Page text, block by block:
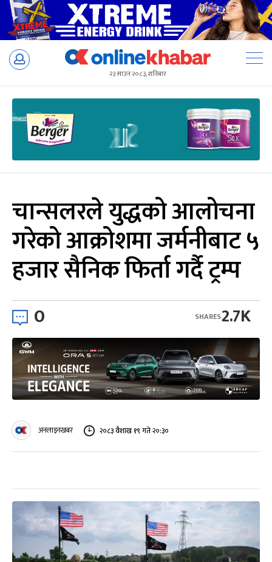
Skip
२३ साउन २०८३, शनिबार
चान्सलरले युद्धको आलोचना
गरेको आक्रोशमा जर्मनीबाट ५
हजार सैनिक फिर्ता गर्दै ट्रम्प
0 2.7K
SHARES
अनलाइनखबर २०८३ वैशाख १९ गते २०:३०